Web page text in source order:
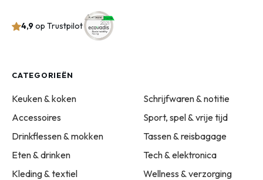
4,9op Trustpilot
CATEGORIEËN
Keuken & koken
Accessoires
Drinkflessen & mokken
Eten & drinken
Kleding & textiel
Schrijfwaren & notitie
Sport, spel & vrije tijd
Tassen & reisbagage
Tech & elektronica
Wellness & verzorging